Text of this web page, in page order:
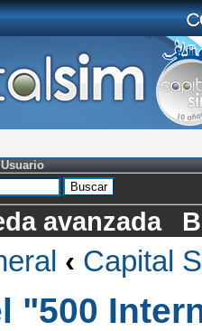
avanzada
‹ Capital
"500